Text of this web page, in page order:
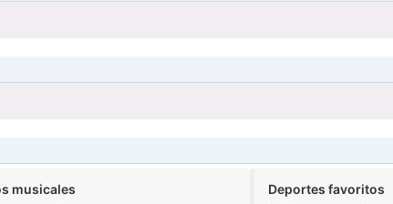
musicales Deportes favoritos